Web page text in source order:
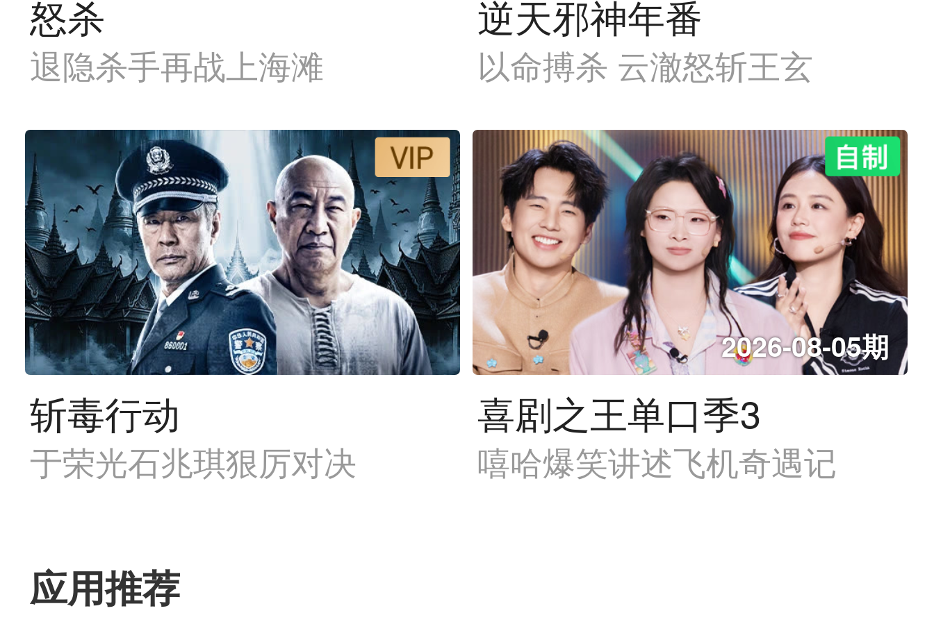
怒杀
退隐杀手再战上海滩
逆天邪神年番
以命搏杀 云澈怒斩王玄
斩毒行动
于荣光石兆琪狠厉对决
2026-08-05期
喜剧之王单口季3
嘻哈爆笑讲述飞机奇遇记
应用推荐